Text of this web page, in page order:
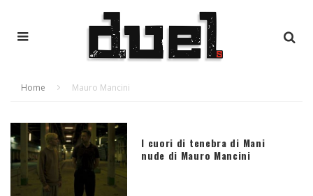
Home Mauro Mancini
I cuori di tenebra di Mani
nude di Mauro Mancini